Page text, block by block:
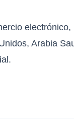
Arabia